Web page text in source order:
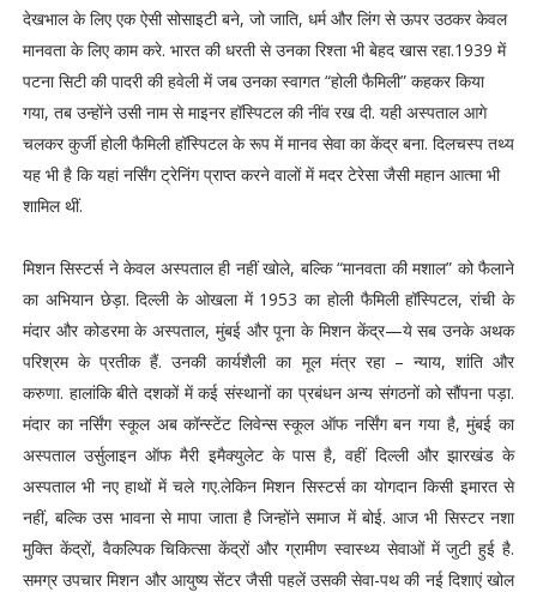
देखभाल के लिए एक ऐसी सोसाइटी बने, जो जाति, धर्म और लिंग से ऊपर उठकर केवल
मानवता के लिए काम करे. भारत की धरती से उनका रिश्ता भी बेहद खास रहा.1939 में
पटना सिटी की पादरी की हवेली में जब उनका स्वागत “होली फैमिली” कहकर किया
गया, तब उन्होंने उसी नाम से माइनर हॉस्पिटल की नींव रख दी. यही अस्पताल आगे
चलकर कुर्जी होली फैमिली हॉस्पिटल के रूप में मानव सेवा का केंद्र बना. दिलचस्प तथ्य
यह भी है कि यहां नर्सिंग ट्रेनिंग प्राप्त करने वालों में मदर टेरेसा जैसी महान आत्मा भी
शामिल थीं.
मिशन सिस्टर्स ने केवल अस्पताल ही नहीं खोले, बल्कि “मानवता की मशाल” को फैलाने
का अभियान छेड़ा. दिल्ली के ओखला में 1953 का होली फैमिली हॉस्पिटल, रांची के
मंदार और कोडरमा के अस्पताल, मुंबई और पूना के मिशन केंद्र—ये सब उनके अथक
परिश्रम के प्रतीक हैं. उनकी कार्यशैली का मूल मंत्र रहा – न्याय, शांति और
करुणा. हालांकि बीते दशकों में कई संस्थानों का प्रबंधन अन्य संगठनों को सौंपना पड़ा.
मंदार का नर्सिंग स्कूल अब कॉन्स्टेंट लिवेन्स स्कूल ऑफ नर्सिंग बन गया है, मुंबई का
अस्पताल उर्सुलाइन ऑफ मैरी इमैक्युलेट के पास है, वहीं दिल्ली और झारखंड के
अस्पताल भी नए हाथों में चले गए.लेकिन मिशन सिस्टर्स का योगदान किसी इमारत से
नहीं, बल्कि उस भावना से मापा जाता है जिन्होंने समाज में बोई. आज भी सिस्टर नशा
मुक्ति केंद्रों, वैकल्पिक चिकित्सा केंद्रों और ग्रामीण स्वास्थ्य सेवाओं में जुटी हुई है.
समग्र उपचार मिशन और आयुष्य सेंटर जैसी पहलें उसकी सेवा-पथ की नई दिशाएं खोल